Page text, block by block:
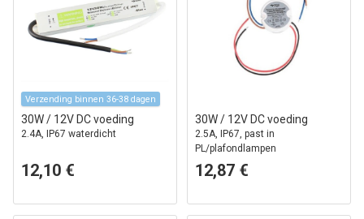
Verzending binnen 36-38 dagen
30W / 12V DC voeding
2.4A, IP67 waterdicht
12,10 €
30W / 12V DC voeding
2.5A, IP67, past in
PL/plafondlampen
12,87 €